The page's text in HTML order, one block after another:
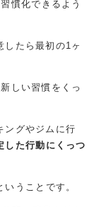
慣化できるよう
したら最初の1ヶ
しい習慣をくっ
ングやジムに行
した行動にくっつ
いうことです。